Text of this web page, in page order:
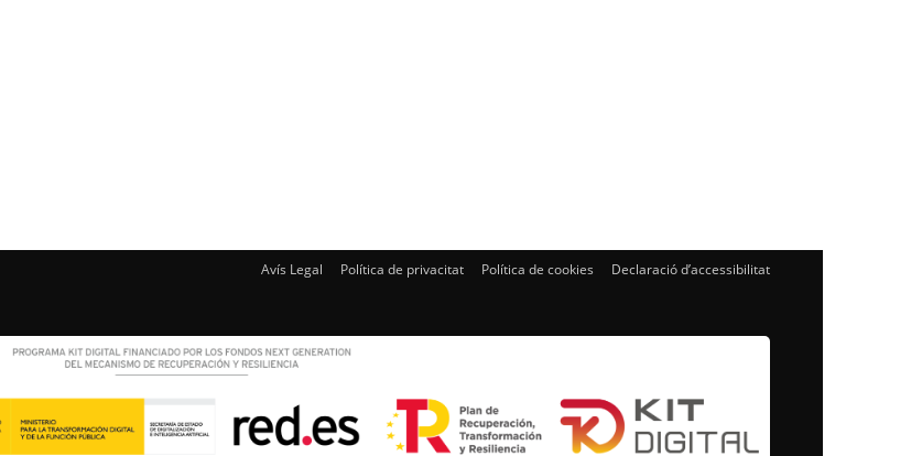
Avís Legal Política de privacitat Política de cookies Declaració d’accessibilitat